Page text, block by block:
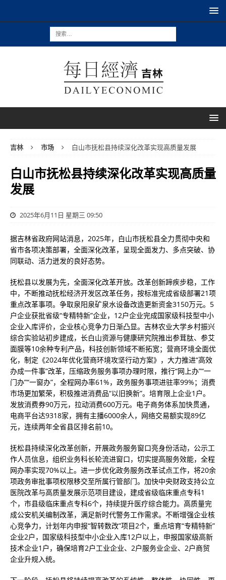
吉林 市场 白山市抚松县持续深化改革实现高质量发展
白山市抚松县持续深化改革实现高质量
发展
2025年6月11日 星期三 09:50
据吉林省政府网站消息，2025年，白山市抚松县全力贯彻中央和
省市各项决策部署，全面深化改革，呈现全面发力、多点突破、协
同联动、活力迸发的良好态势。
抚松县以发展为先，全面深化改革开放。改革创新蹄疾步稳，工作
中，不断推动抚松经济开发区改革任务，按标准完成省级部署21项
重点改革事项。争取泉阳泉矿泉水设备改造更新资金3150万元。5
户企业获批省级“专精特新”企业，12户企业完成国家级科技型中小
企业入库评价，企业核心竞争力日渐凸显。吉林农业大学乡村振兴
综合实验站初步建成，长白山资源与健康研究院推出参茸肽、参艾
面膜等10余种专利产品，科技创新领域不断拓宽；营商环境全面优
化，制定《2024年优化营商环境攻坚行动方案》，大力推进“高效
办成一件事”改革，压缩政务服务事项办理时限，推行“网上办”“一
门办”“一窗办”，全程网办率61%，政务服务事项进驻率99%；消费
市场更加繁荣，积极推进消费品“以旧换新”。培育限上企业1户。
发放消费券90万元，拉动消费600万元。电子商务体系加快贯通，
电商平台达9318家，拥有主播6000余人，网络交易额实现89亿
元，连续两年全省县区排名前10。
抚松县持续深化改革创新，开展政务服务窗口亮身份活动，公示工
作人员信息，组织业务科长轮流进窗口，切实提高服务效能，全程
网办率实现70%以上。进一步优化政务服务改革试点工作，将20余
项政务审批事项权限移交至所属行管部门。加快中央财政支持公立
医院改革与高质量发展示范项目建设，建成省级临床重点专科1
个，市县级临床重点专科6个，持续提升医疗综合能力。高质量完
成公安机关编制改革，满足新时代警务工作需求。不断增强企业核
心竞争力，计划年内申报“智转数改”项目2个，重点培育“专精特新”
企业2户，国家级科技型中小企业入库12户以上，申报国家级高新
技术企业1户，确保培育2户工业企业、2户服务业企业、2户商贸
企业升规入统。